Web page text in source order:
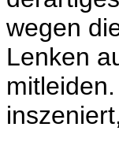
wegen
Lenken